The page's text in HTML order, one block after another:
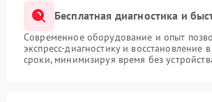
Бесплатная диагностика и
Современное оборудование и опыт
экспресс-диагностику и восстановление
сроки, минимизируя время без